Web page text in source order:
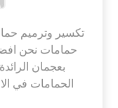
حمامات نحن
بعجمان
الحمامات في